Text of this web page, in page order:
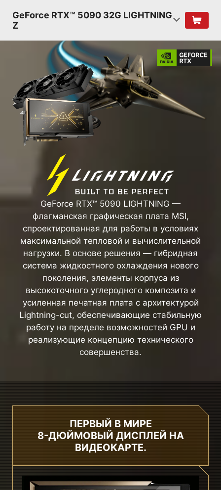
GeForce RTX™ 5090 32G LIGHTNING
Z
GeForce RTX™ 5090 LIGHTNING —
флагманская графическая плата MSI,
спроектированная для работы в условиях
максимальной тепловой и вычислительной
нагрузки. В основе решения — гибридная
система жидкостного охлаждения нового
поколения, элементы корпуса из
высокоточного углеродного композита и
усиленная печатная плата с архитектурой
Lightning-cut, обеспечивающие стабильную
работу на пределе возможностей GPU и
реализующие концепцию технического
совершенства.
ПЕРВЫЙ В МИРЕ
8-ДЮЙМОВЫЙ ДИСПЛЕЙ НА
ВИДЕОКАРТЕ.